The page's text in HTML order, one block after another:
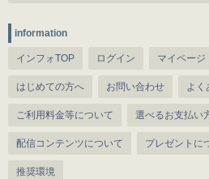
information
インフォTOP ログイン マイページ
はじめての方へ お問い合わせ よく
ご利用料金等について 選べるお支払い
配信コンテンツについて プレゼントに
推奨環境